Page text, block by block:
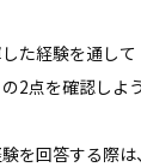
た経験を通して
2点を確認しよ
を回答する際